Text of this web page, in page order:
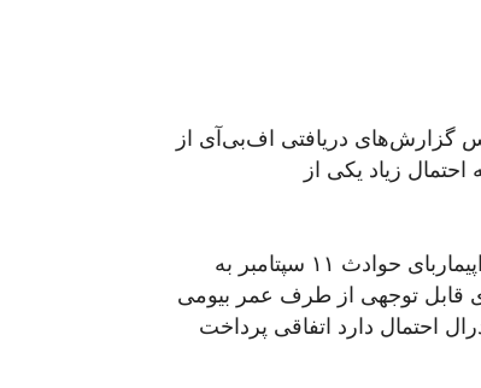
بر اساس گزارش‌های دریافتی اف‌بی‌آی از
عمر بیومی به احتمال زیاد یکی از
بر اساس این گزارش٬ خالد المحضار و نواف الحازمی دو هواپیماربای حوادث ۱۱ سپتامبر به
قابل توجهی از طرف عمر بیومی
احتمال دارد اتفاقی پرداخت